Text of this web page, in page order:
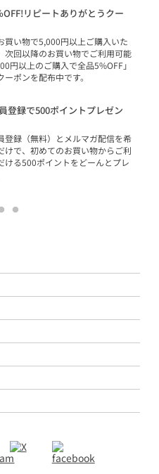
OFF!リピートありがとうクー
買い物で5,000円以上ご購入いた
次回以降のお買い物でご利用可能
円以上のご購入で全品5%OFF」
ーポンを配布中です。
登録で500ポイントプレゼン
登録（無料）とメルマガ配信を希
けで、初めてのお買い物からご利
ける500ポイントをどーんとプレ